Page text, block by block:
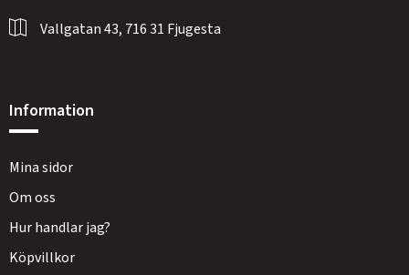
Vallgatan 43, 716 31 Fjugesta
Information
Mina sidor
Om oss
Hur handlar jag?
Köpvillkor